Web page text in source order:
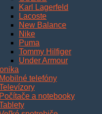
Karl Lagerfeld
Lacoste
New Balance
Nike
Puma
Tommy Hilfiger
Under Armour
Mobilné telefóny
Počítače a notebooky